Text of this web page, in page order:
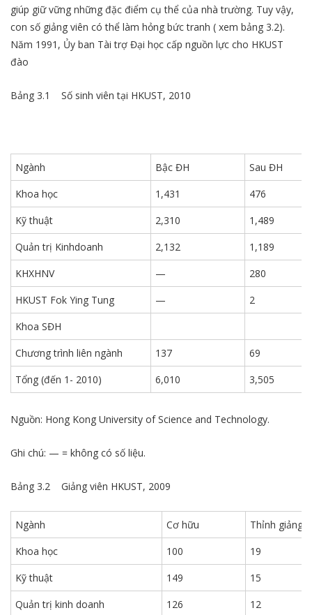
giúp giữ vững những đặc điểm cụ thể của nhà trường. Tuy vậy,
con số giảng viên có thể làm hỏng bức tranh ( xem bảng 3.2).
Năm 1991, Ủy ban Tài trợ Đại học cấp nguồn lực cho HKUST
đào
Bảng 3.1 Số sinh viên tại HKUST, 2010
Ngành Bậc ĐH
Sau ĐH
Khoa học
1,431
476
Kỹ thuật
2,310
1,489
Quản trị Kinhdoanh
2,132
1,189
KHXHNV
—
280
HKUST Fok Ying Tung
—
2
Khoa SĐH
Chương trình liên ngành
137
69
Tổng (đến 1- 2010)
6,010 3,505
Nguồn: Hong Kong University of Science and Technology.
Ghi chú: — = không có số liệu.
Bảng 3.2 Giảng viên HKUST, 2009
Ngành Cơ hữu
Thỉnh giảng
Khoa học
100
19
Kỹ thuật
149
15
Quản trị kinh doanh
126
12